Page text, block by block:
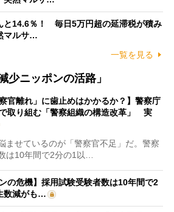
と14.6％！ 毎日5万円超の延滞税が積み
マルサ…
一覧を見る
少ニッポンの活路」
察官離れ」に歯止めはかかるか？】警察庁
取り組む「警察組織の構造改革」 実
せているのが「警察官不足」だ。警察
は10年間で2分の1以…
の危機】採用試験受験者数は10年間で2
数減がも…